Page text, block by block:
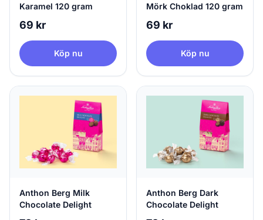
Karamel 120 gram
69 kr
Köp nu
Mörk Choklad 120 gram
69 kr
Köp nu
Anthon Berg Milk
Chocolate Delight
Anthon Berg Dark
Chocolate Delight